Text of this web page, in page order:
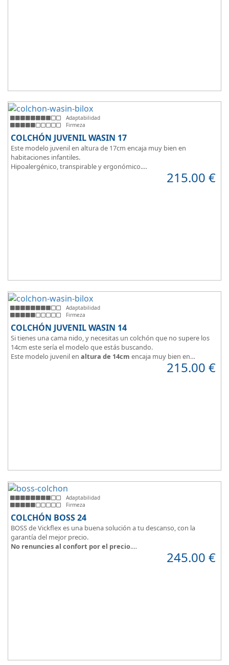
Adaptabilidad
Firmeza
COLCHÓN JUVENIL WASIN 17
Este modelo juvenil en altura de 17cm encaja muy bien en
habitaciones infantiles.
Hipoalergénico, transpirable y ergonómico.
215.00 €
Adaptabilidad
Firmeza
COLCHÓN JUVENIL WASIN 14
Si tienes una cama nido, y necesitas un colchón que no supere los
14cm este sería el modelo que estás buscando.
Este modelo juvenil en altura de 14cm encaja muy bien en
215.00 €
Adaptabilidad
Firmeza
COLCHÓN BOSS 24
BOSS de Vickflex es una buena solución a tu descanso, con la
garantía del mejor precio.
No renuncies al confort por el precio.
núcleo firme y resistenteque combinado
con su material viscoelástico ViscoPlume en ambas caras y algodón
245.00 €